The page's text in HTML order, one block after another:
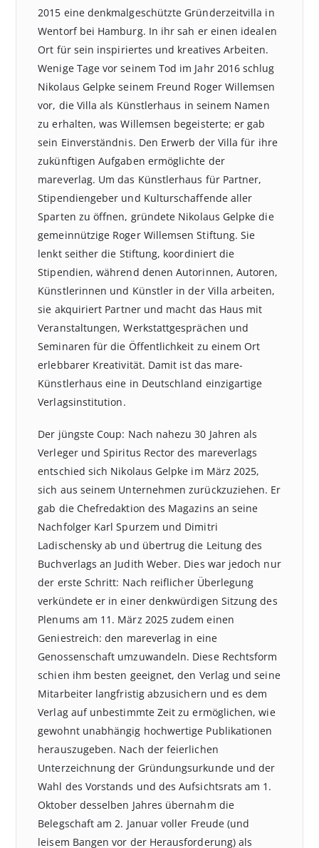
2015 eine denkmalgeschützte Gründerzeitvilla in
Wentorf bei Hamburg. In ihr sah er einen idealen
Ort für sein inspiriertes und kreatives Arbeiten.
Wenige Tage vor seinem Tod im Jahr 2016 schlug
Nikolaus Gelpke seinem Freund Roger Willemsen
vor, die Villa als Künstlerhaus in seinem Namen
zu erhalten, was Willemsen begeisterte; er gab
sein Einverständnis. Den Erwerb der Villa für ihre
zukünftigen Aufgaben ermöglichte der
mareverlag. Um das Künstlerhaus für Partner,
Stipendiengeber und Kulturschaffende aller
Sparten zu öffnen, gründete Nikolaus Gelpke die
gemeinnützige Roger Willemsen Stiftung. Sie
lenkt seither die Stiftung, koordiniert die
Stipendien, während denen Autorinnen, Autoren,
Künstlerinnen und Künstler in der Villa arbeiten,
sie akquiriert Partner und macht das Haus mit
Veranstaltungen, Werkstattgesprächen und
Seminaren für die Öffentlichkeit zu einem Ort
erlebbarer Kreativität. Damit ist das mare-
Künstlerhaus eine in Deutschland einzigartige
Verlagsinstitution.
Der jüngste Coup: Nach nahezu 30 Jahren als
Verleger und Spiritus Rector des mareverlags
entschied sich Nikolaus Gelpke im März 2025,
sich aus seinem Unternehmen zurückzuziehen. Er
gab die Chefredaktion des Magazins an seine
Nachfolger Karl Spurzem und Dimitri
Ladischensky ab und übertrug die Leitung des
Buchverlags an Judith Weber. Dies war jedoch nur
der erste Schritt: Nach reiflicher Überlegung
verkündete er in einer denkwürdigen Sitzung des
Plenums am 11. März 2025 zudem einen
Geniestreich: den mareverlag in eine
Genossenschaft umzuwandeln. Diese Rechtsform
schien ihm besten geeignet, den Verlag und seine
Mitarbeiter langfristig abzusichern und es dem
Verlag auf unbestimmte Zeit zu ermöglichen, wie
gewohnt unabhängig hochwertige Publikationen
herauszugeben. Nach der feierlichen
Unterzeichnung der Gründungsurkunde und der
Wahl des Vorstands und des Aufsichtsrats am 1.
Oktober desselben Jahres übernahm die
Belegschaft am 2. Januar voller Freude (und
leisem Bangen vor der Herausforderung) als